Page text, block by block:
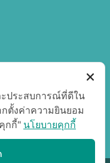
ะประสบการณ์ที่ดีใน
ตั้งค่าความยินยอม
กกี้" นโยบายคุกกี้